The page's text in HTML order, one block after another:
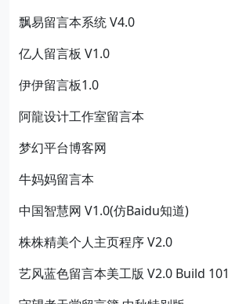
飘易留言本系统 V4.0
亿人留言板 V1.0
伊伊留言板1.0
阿龍设计工作室留言本
梦幻平台博客网
牛妈妈留言本
中国智慧网 V1.0(仿Baidu知道)
株株精美个人主页程序 V2.0
艺风蓝色留言本美工版 V2.0 Build 101